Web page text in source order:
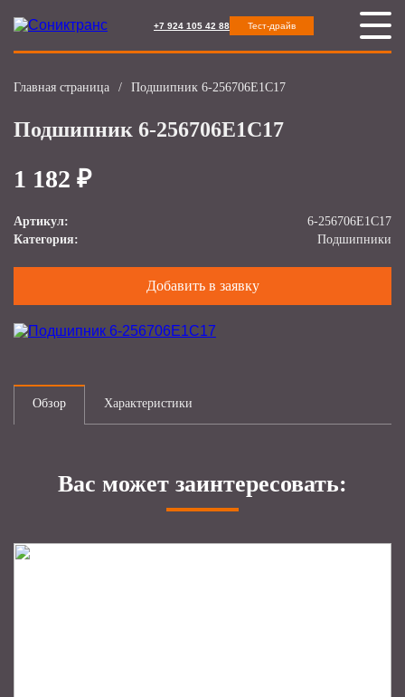
+7 924 105 42 88 Тест-драйв
Главная страница / Подшипник 6-256706Е1С17
Подшипник 6-256706Е1С17
1 182 ₽
Артикул:
6-256706Е1С17
Категория:
Подшипники
Добавить в заявку
Обзор Характеристики
Вас может заинтересовать: